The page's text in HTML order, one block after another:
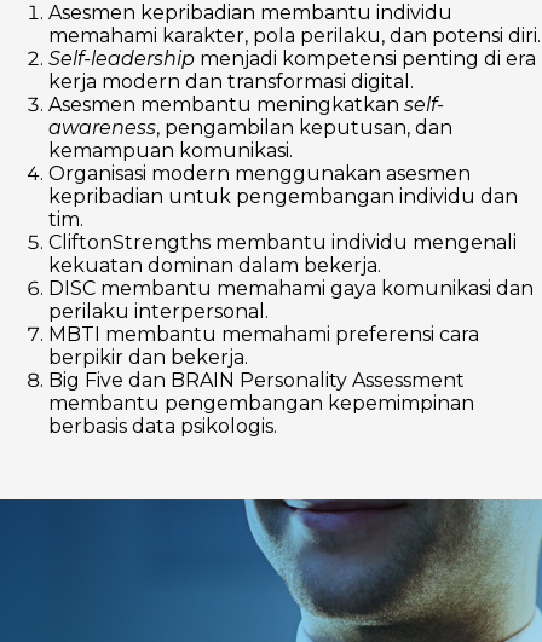
Asesmen kepribadian membantu individu
memahami karakter, pola perilaku, dan potensi diri.
Self-leadership menjadi kompetensi penting di era
kerja modern dan transformasi digital.
Asesmen membantu meningkatkan self-
awareness, pengambilan keputusan, dan
kemampuan komunikasi.
Organisasi modern menggunakan asesmen
kepribadian untuk pengembangan individu dan
tim.
CliftonStrengths membantu individu mengenali
kekuatan dominan dalam bekerja.
DISC membantu memahami gaya komunikasi dan
perilaku interpersonal.
MBTI membantu memahami preferensi cara
berpikir dan bekerja.
Big Five dan BRAIN Personality Assessment
membantu pengembangan kepemimpinan
berbasis data psikologis.